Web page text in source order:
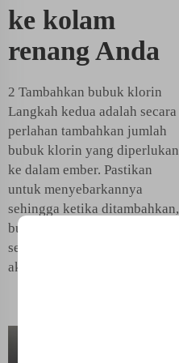
ke kolam
renang Anda
2 Tambahkan bubuk klorin
Langkah kedua adalah secara
perlahan tambahkan jumlah
bubuk klorin yang diperlukan
ke dalam ember. Pastikan
untuk menyebarkannya
sehingga ketika ditambahkan,
bubuk tersebar merata di
seluruh kolam Anda. Hal ini
akan berjalan dengan baik